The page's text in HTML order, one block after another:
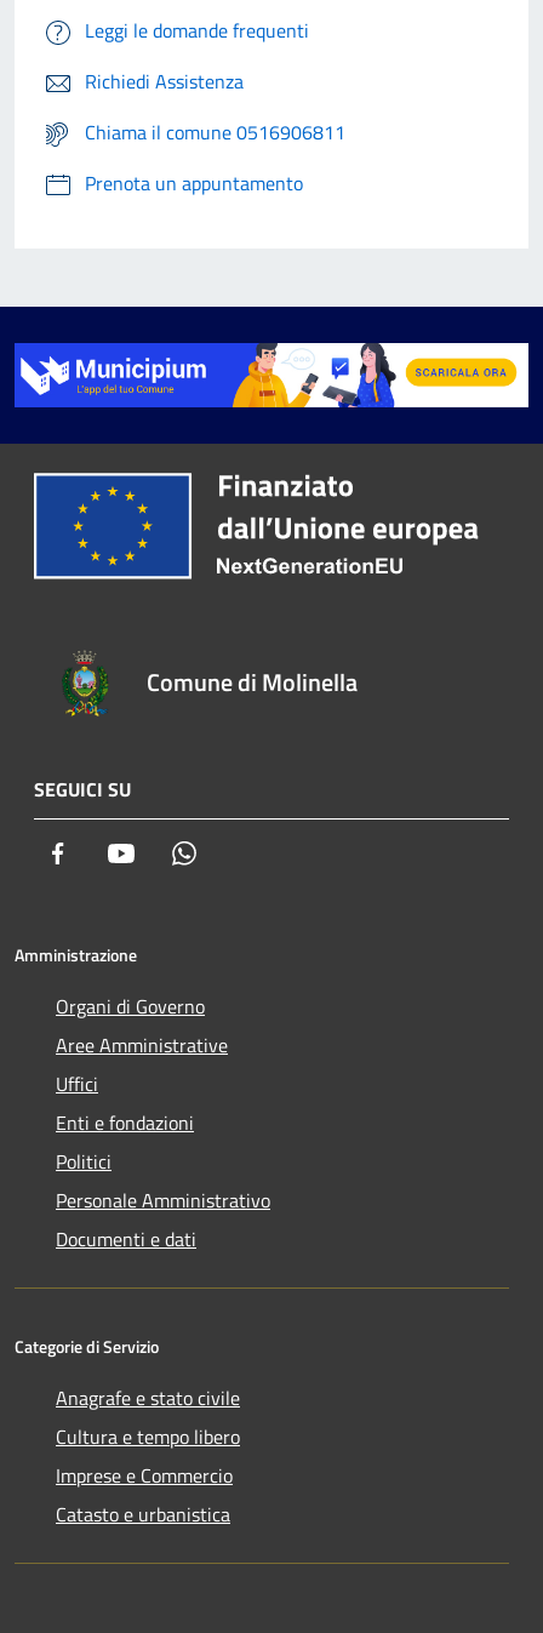
Leggi le domande frequenti
Richiedi Assistenza
Chiama il comune 0516906811
Prenota un appuntamento
Comune di Molinella
SEGUICI SU
Facebook Youtube
Amministrazione
Organi di Governo
Aree Amministrative
Uffici
Enti e fondazioni
Politici
Personale Amministrativo
Documenti e dati
Categorie di Servizio
Anagrafe e stato civile
Cultura e tempo libero
Imprese e Commercio
Catasto e urbanistica